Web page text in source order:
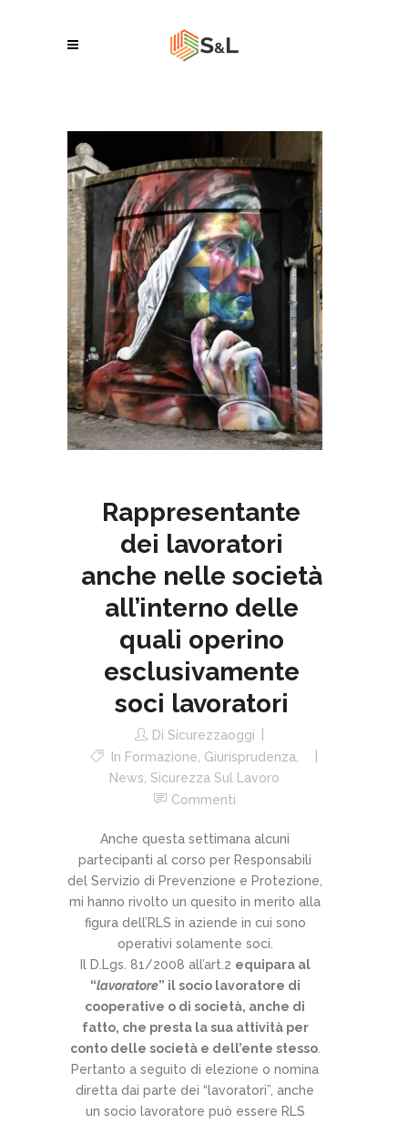
Rappresentante
dei lavoratori
anche nelle società
all’interno delle
quali operino
esclusivamente
soci lavoratori
Di Sicurezzaoggi
In Formazione Giurisprudenza
News Sicurezza Sul Lavoro
Commenti
Anche questa settimana alcuni
partecipanti al corso per Responsabili
del Servizio di Prevenzione e Protezione,
mi hanno rivolto un quesito in merito alla
figura dell’RLS in aziende in cui sono
operativi solamente soci.
Il D.Lgs. 81/2008 all’art.2 equipara al
“lavoratore” il socio lavoratore di
cooperative o di società, anche di
fatto, che presta la sua attività per
conto delle società e dell’ente stesso.
Pertanto a seguito di elezione o nomina
diretta dai parte dei “lavoratori”, anche
un socio lavoratore può essere RLS